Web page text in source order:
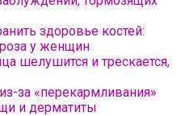
здоровье костей:
у женщин
шелушится и трескается,
за «перекармливания»
и дерматиты